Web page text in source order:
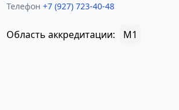
Телефон +7 (927) 723-40-48
Область аккредитации: M1